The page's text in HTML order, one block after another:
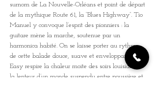
surnom de La Nouvelle-Orléans et point de départ
de la mythique Route 61, la “Blues Highway”. Tio
Manuel y convoque l’esprit des pionniers : la
guitare mène la marche, soutenue par un
harmonica habité. On se laisse porter au rythme
de cette balade douce, suave et enveloppante. Big
Easy respire la chaleur moite des soirs louisianais,
la lenteur d’un monde suspendu entre poussière et